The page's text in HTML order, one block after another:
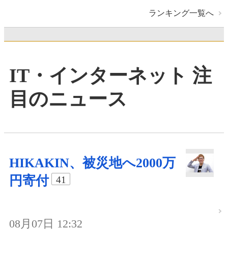
ランキング一覧へ
IT・インターネット 注
目のニュース
HIKAKIN、被災地へ2000万
円寄付
41
08月07日 12:32